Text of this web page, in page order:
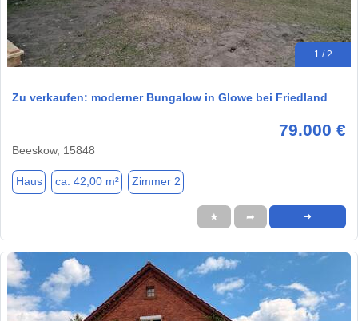
1 / 2
Zu verkaufen: moderner Bungalow in Glowe bei Friedland
79.000 €
Beeskow, 15848
Haus ca. 42,00 m² Zimmer 2
★ ➦ ➜